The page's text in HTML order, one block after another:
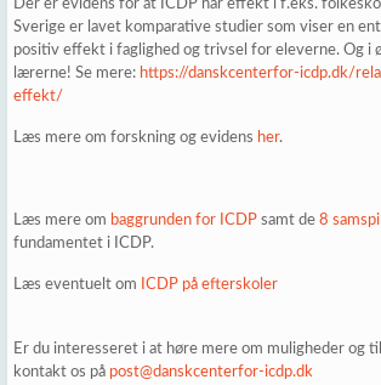
Der er evidens for at ICDP har effekt i f.eks.
Sverige er lavet komparative studier som viser en
positiv effekt i faglighed og trivsel for eleverne. Og i
lærerne! Se mere: https://danskcenterfor-icdp.dk/
effekt/
Læs mere om forskning og evidens her.
Læs mere om baggrunden for ICDPsamt de 8
fundamentet i ICDP.
Læs eventuelt om ICDP på efterskoler
Er du interesseret i at høre mere om muligheder og
kontakt os på post@danskcenterfor-icdp.dk